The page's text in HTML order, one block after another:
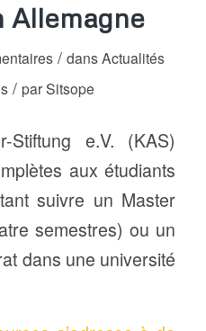
Allemagne
/ dansActualités
/ parSitsope
Stiftung e.V. (KAS)
aux étudiants
suivre un Master
semestres) ou un
dans une université